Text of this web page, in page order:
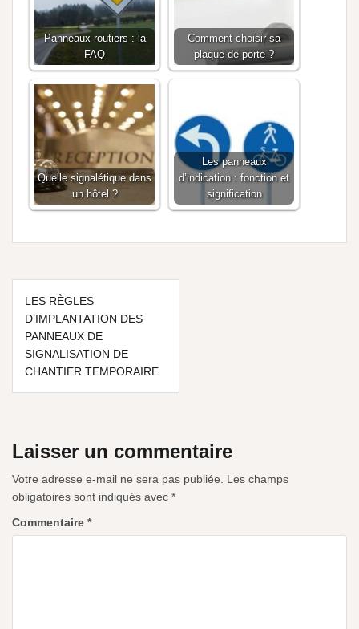
Panneaux routiers : la
FAQ
Comment choisir sa
plaque de porte ?
Quelle signalétique dans
un hôtel ?
Les panneaux
d’indication : fonction et
signification
LES RÈGLES
D’IMPLANTATION DES
PANNEAUX DE
SIGNALISATION DE
CHANTIER TEMPORAIRE
Laisser un commentaire
Votre adresse e-mail ne sera pas publiée.
Les champs
obligatoires sont indiqués avec *
Commentaire *